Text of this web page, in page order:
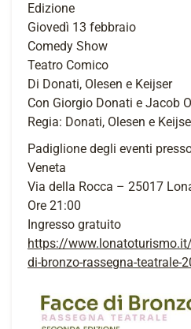
Edizione
Giovedì 13 febbraio
Comedy Show
Teatro Comico
Di Donati, Olesen e Keijser
Con Giorgio Donati e Jacob
Regia: Donati, Olesen e
Padiglione degli eventi
Veneta
Via della Rocca – 25017
Ore 21:00
Ingresso gratuito
https://www.lonatoturismo.it/
di-bronzo-rassegna-teatrale-